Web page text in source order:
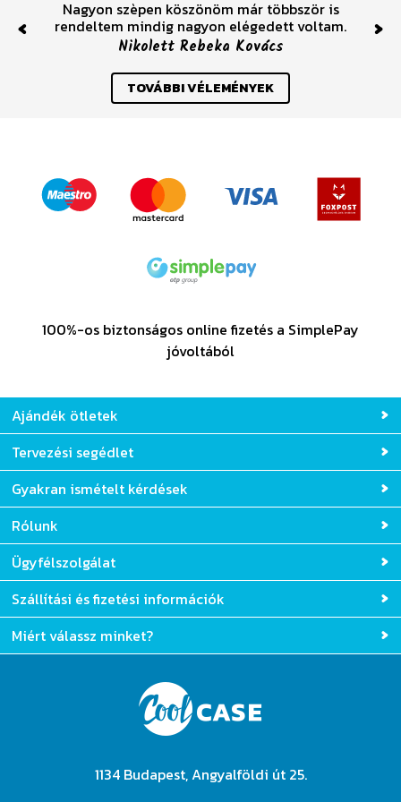
Nagyon szèpen köszönöm már többször is
rendeltem mindig nagyon elégedett voltam.
Nikolett Rebeka Kovács
Previous
TOVÁBBI VÉLEMÉNYEK
100%-os biztonságos online fizetés a SimplePay
jóvoltából
Ajándék ötletek
Tervezési segédlet
Gyakran ismételt kérdések
Rólunk
Ügyfélszolgálat
Szállítási és fizetési információk
Miért válassz minket?
1134 Budapest, Angyalföldi út 25.